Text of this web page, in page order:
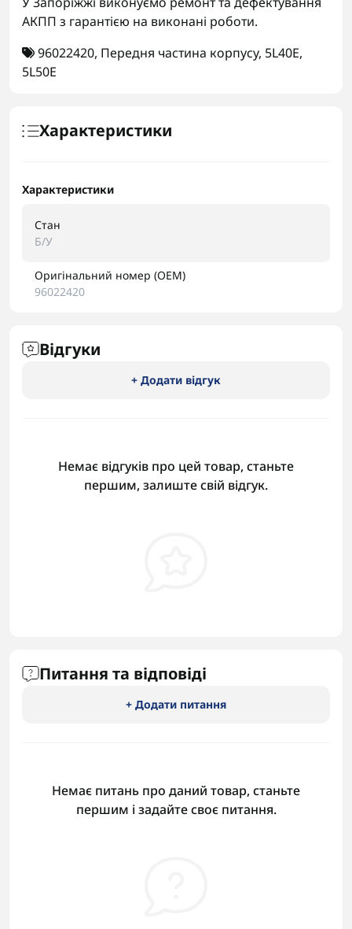
АКПП з гарантією на виконані роботи.
96022420, Передня частина корпусу, 5L40E,
5L50E
Характеристики
Характеристики
Стан
Б/У
Оригінальний номер (OEM)
96022420
Відгуки
+ Додати відгук
Немає відгуків про цей товар, станьте
першим, залиште свій відгук.
Питання та відповіді
+ Додати питання
Немає питань про даний товар, станьте
першим і задайте своє питання.